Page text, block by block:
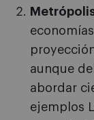
aunque
abordar
ejemplos